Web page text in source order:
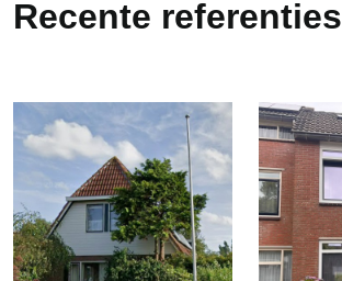
Recente referenties